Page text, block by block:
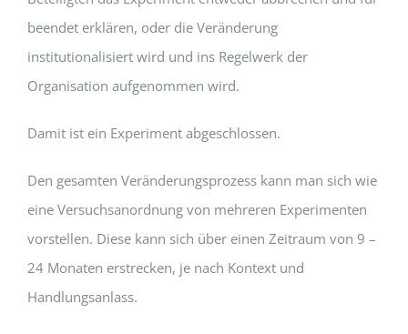
beendet erklären, oder die Veränderung
institutionalisiert wird und ins Regelwerk der
Organisation aufgenommen wird.
Damit ist ein Experiment abgeschlossen.
Den gesamten Veränderungsprozess kann man sich wie
eine Versuchsanordnung von mehreren Experimenten
vorstellen. Diese kann sich über einen Zeitraum von 9 –
24 Monaten erstrecken, je nach Kontext und
Handlungsanlass.